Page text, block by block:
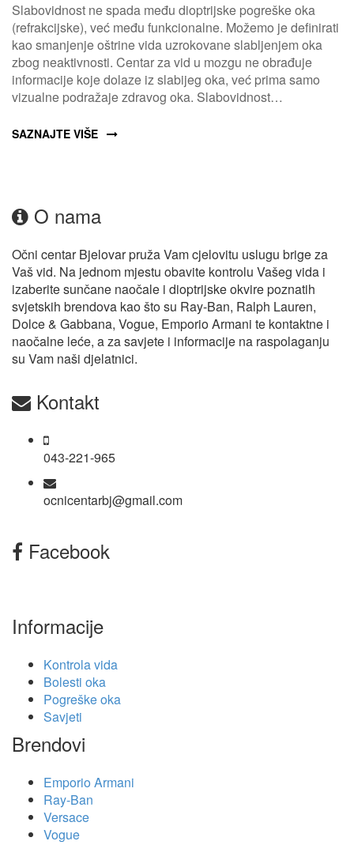
Slabovidnost ne spada među dioptrijske pogreške oka
(refrakcijske), već među funkcionalne. Možemo je definirati
kao smanjenje oštrine vida uzrokovane slabljenjem oka
zbog neaktivnosti. Centar za vid u mozgu ne obrađuje
informacije koje dolaze iz slabijeg oka, već prima samo
vizualne podražaje zdravog oka. Slabovidnost…
SAZNAJTE VIŠE
O nama
Očni centar Bjelovar pruža Vam cjelovitu uslugu brige za
Vaš vid. Na jednom mjestu obavite kontrolu Vašeg vida i
izaberite sunčane naočale i dioptrijske okvire poznatih
svjetskih brendova kao što su Ray-Ban, Ralph Lauren,
Dolce & Gabbana, Vogue, Emporio Armani te kontaktne i
naočalne leće, a za savjete i informacije na raspolaganju
su Vam naši djelatnici.
Kontakt
043-221-965
ocnicentarbj@gmail.com
Facebook
Informacije
Kontrola vida
Bolesti oka
Pogreške oka
Savjeti
Brendovi
Emporio Armani
Ray-Ban
Versace
Vogue